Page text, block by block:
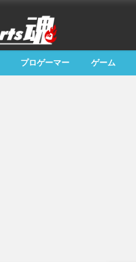
プロゲーマー ゲーム